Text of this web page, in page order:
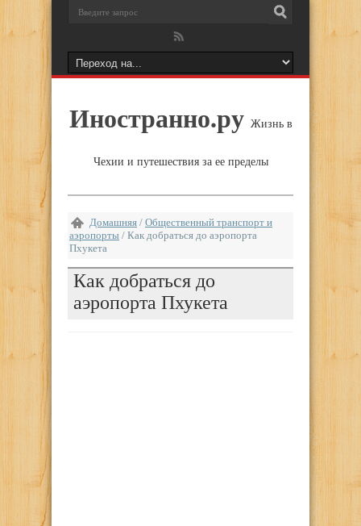
Иностранно.ру Жизнь в
Чехии и путешествия за ее пределы
Домашняя / Общественный транспорт и
аэропорты / Как добраться до аэропорта
Пхукета
Как добраться до
аэропорта Пхукета